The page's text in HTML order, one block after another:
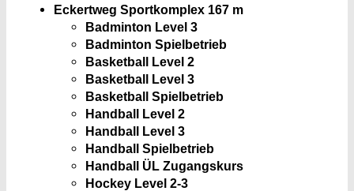
Eckertweg Sportkomplex 167 m
Badminton Level 3
Badminton Spielbetrieb
Basketball Level 2
Basketball Level 3
Basketball Spielbetrieb
Handball Level 2
Handball Level 3
Handball Spielbetrieb
Handball ÜL Zugangskurs
Hockey Level 2-3